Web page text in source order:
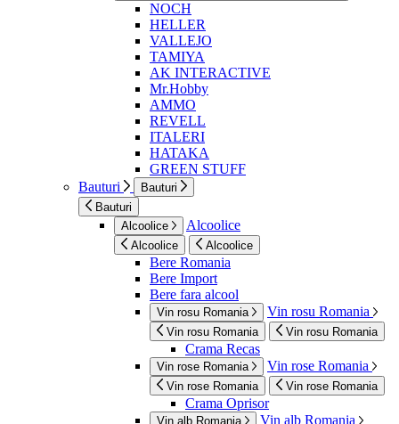
NOCH
HELLER
VALLEJO
TAMIYA
AK INTERACTIVE
Mr.Hobby
AMMO
REVELL
ITALERI
HATAKA
GREEN STUFF
Bauturi
Bauturi
Bauturi
Alcoolice
Alcoolice
Alcoolice Alcoolice
Bere Romania
Bere Import
Bere fara alcool
Vin rosu Romania Vin rosu Romania
Vin rosu Romania Vin rosu Romania
Crama Recas
Vin rose Romania Vin rose Romania
Vin rose Romania Vin rose Romania
Crama Oprisor
Vin alb Romania Vin alb Romania